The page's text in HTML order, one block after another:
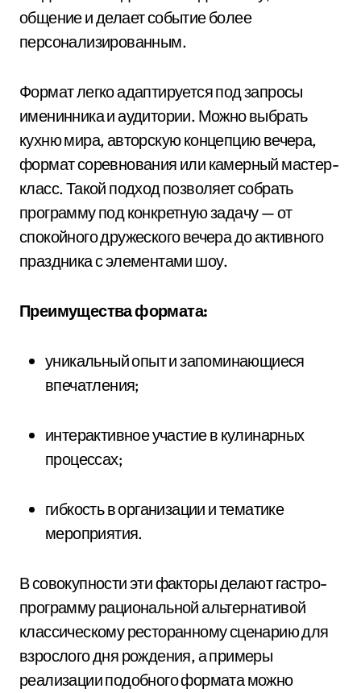
общение и делает событие более
персонализированным.
Формат легко адаптируется под запросы
именинника и аудитории. Можно выбрать
кухню мира, авторскую концепцию вечера,
формат соревнования или камерный мастер-
класс. Такой подход позволяет собрать
программу под конкретную задачу — от
спокойного дружеского вечера до активного
праздника с элементами шоу.
Преимущества формата:
уникальный опыт и запоминающиеся
впечатления;
интерактивное участие в кулинарных
процессах;
гибкость в организации и тематике
мероприятия.
В совокупности эти факторы делают гастро-
программу рациональной альтернативой
классическому ресторанному сценарию для
взрослого дня рождения, а примеры
реализации подобного формата можно